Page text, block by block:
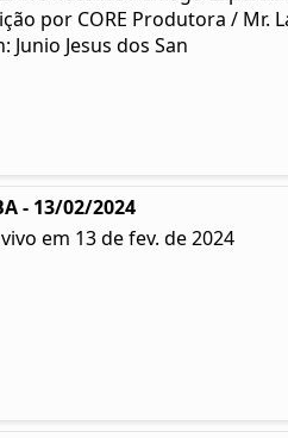
por CORE Produtora / Mr.
Jesus dos San
- 13/02/2024
em 13 de fev. de 2024